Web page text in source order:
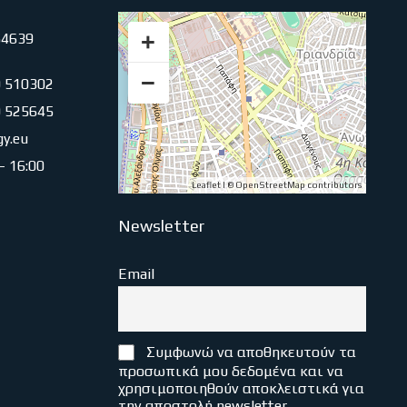
510302
525645
16:00
+
−
Leaflet| © OpenStreetMapcontributors
Newsletter
Email
Συμφωνώ να αποθηκευτούν τα
προσωπικά μου δεδομένα και να
χρησιμοποιηθούν αποκλειστικά για